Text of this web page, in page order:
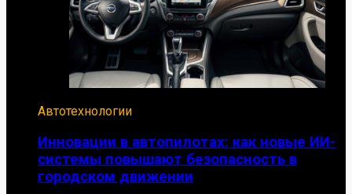
Автотехнологии
Инновации в автопилотах: как новые ИИ-
системы повышают безопасность в
городском движении